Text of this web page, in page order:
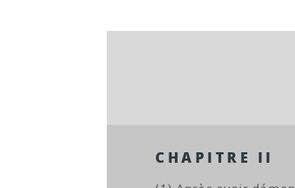
CHAPITRE II